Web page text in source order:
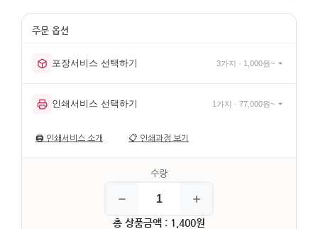
포장서비스 선택하기 3가지 · 1,000원~
인쇄서비스 선택하기 1가지 · 77,000원~
🖨️ 인쇄서비스 소개 📋 인쇄과정 보기
총 상품금액 : 1,400원